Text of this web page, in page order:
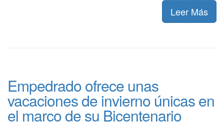
Leer Más
Empedrado ofrece unas
vacaciones de invierno únicas en
el marco de su Bicentenario